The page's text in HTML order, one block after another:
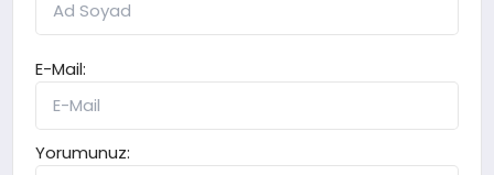
E-Mail:
Yorumunuz: